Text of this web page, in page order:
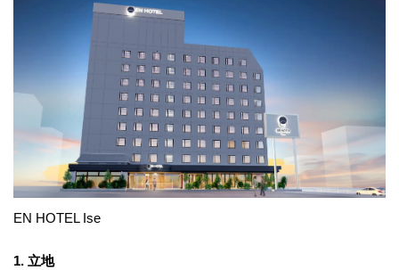
EN HOTEL Ise
1. 立地